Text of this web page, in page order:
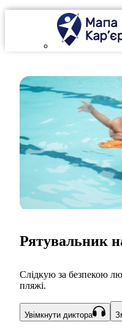
Рятувальник
Слідкую за безпекою
пляжі.
Увімкнути диктора